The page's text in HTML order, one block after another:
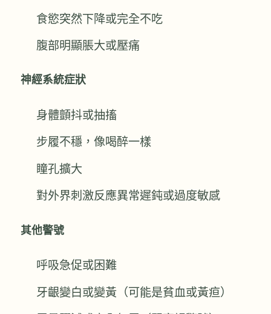
食慾突然下降或完全不吃
腹部明顯脹大或壓痛
神經系統症狀
身體顫抖或抽搐
步履不穩，像喝醉一樣
瞳孔擴大
對外界刺激反應異常遲鈍或過度敏感
其他警號
呼吸急促或困難
牙齦變白或變黃（可能是貧血或黃疸）